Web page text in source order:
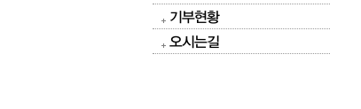
기부현황
오시는길